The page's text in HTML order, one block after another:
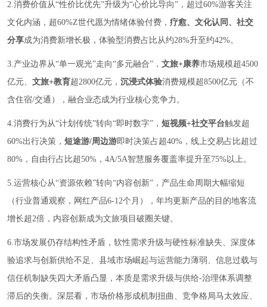
2.消费价值从“性价比优先”升级为“心价比导向”，超过60%游客关注
文化内涵，超60%Z世代愿为情绪体验付费， 疗愈、文化认同、社交
分享成为消费新增长极，体验型消费占比从约28%升至约42%。
3.产业边界从“单一观光”走向“多元融合”， 文旅+康养市场规模超4500
亿元、 文旅+教育超2800亿元， 沉浸式体验消费规模超8500亿元（不
含住宿/交通），融合业态成为行业核心竞争力。
4.消费行为从“计划传统”转向“即时数字”， 短视频+社交平台触发超
60%出行决策， 短途游/周边游即时决策占超40%，线上交易占比超过
80%，自由行占比超50%，4A/5A智慧服务覆盖率提升至75%以上。
5.运营核心从“资源依赖”转向“内容创新”，产品生命周期大幅缩短
（行业普通观察，网红产品6-12个月），年均更新产品的目的地客流
增长超2倍，内容创新成为文旅项目破圈关键。
6.市场发展仍存结构性矛盾，软性需求升级与硬性标准缺失、深度体
验追求与创新供给不足、县域市场崛起与运营能力薄弱、信息过载与
信任机制缺失四大矛盾凸显，本质是需求升级与供给-治理体系调整
滞后的失衡。深层看，市场价格形成机制扭曲、竞争格局马太效应、